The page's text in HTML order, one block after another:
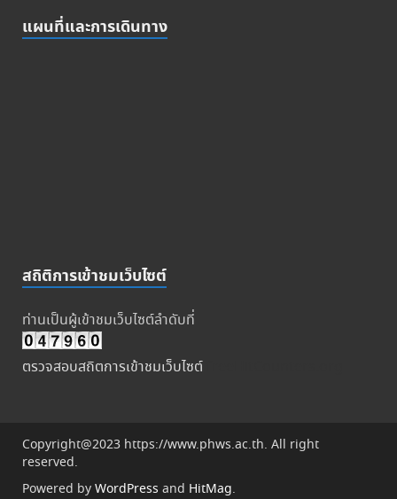
แผนที่และการเดินทาง
สถิติการเข้าชมเว็บไซต์
ท่านเป็นผู้เข้าชมเว็บไซต์ลำดับที่
ตรวจสอบสถิตการเข้าชมเว็บไซต์
Copyright@2023 https://www.phws.ac.th. All right
reserved.
Powered by WordPress and HitMag.